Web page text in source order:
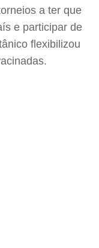
a ter que
e participar de
flexibilizou